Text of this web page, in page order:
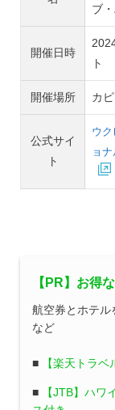
ブ
開催日時
ト
開催場所 カ
公式サイ
ト
ウ
ョ
【PR】お得
航空券とホテル
など
■ 【楽天トラ
■
【JTB】ハ